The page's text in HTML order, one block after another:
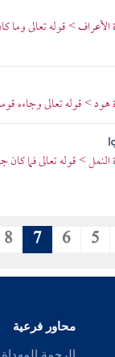
> قوله تعالى وما
> قوله تعالى وجاءه
> قوله تعالى فما كان
5
6
7
8
محاور فرعية